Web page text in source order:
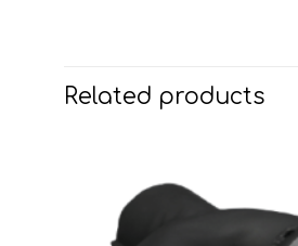
Related products